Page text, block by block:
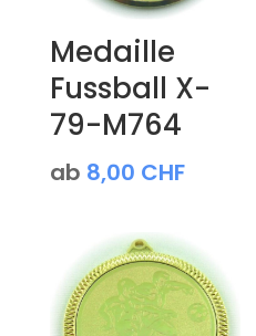
Medaille
Fussball X-
79-M764
ab 8,00 CHF